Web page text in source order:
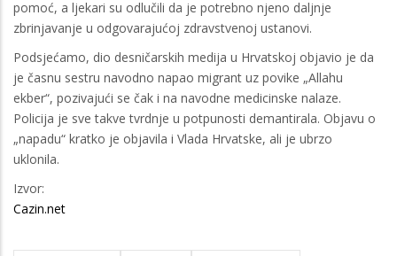
pomoć, a ljekari su odlučili da je potrebno njeno daljnje
zbrinjavanje u odgovarajućoj zdravstvenoj ustanovi.
Podsjećamo, dio desničarskih medija u Hrvatskoj objavio je da
je časnu sestru navodno napao migrant uz povike „Allahu
ekber“, pozivajući se čak i na navodne medicinske nalaze.
Policija je sve takve tvrdnje u potpunosti demantirala. Objavu o
„napadu“ kratko je objavila i Vlada Hrvatske, ali je ubrzo
uklonila.
Izvor:
Cazin.net